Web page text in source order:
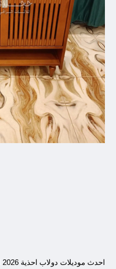
احدث موديلات دولاب احذية 2026 لشهر أغسطس